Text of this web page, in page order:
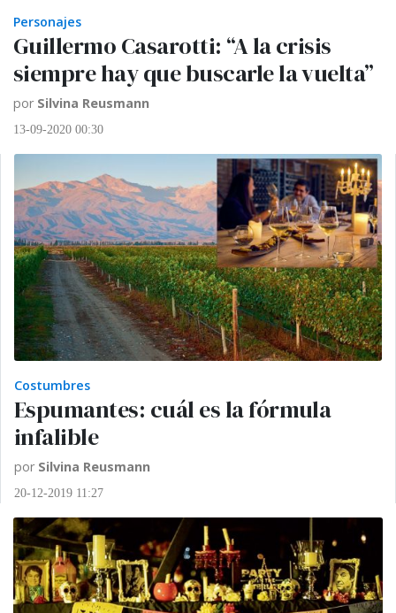
Personajes
Guillermo Casarotti: “A la crisis
siempre hay que buscarle la vuelta”
por Silvina Reusmann
13-09-2020 00:30
Costumbres
Espumantes: cuál es la fórmula
infalible
por Silvina Reusmann
20-12-2019 11:27